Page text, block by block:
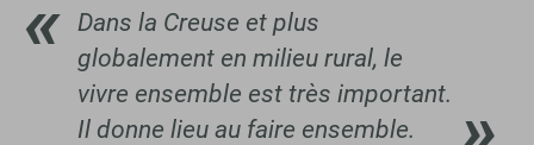
Dans la Creuse et plus
globalement en milieu rural, le
vivre ensemble est très important.
Il donne lieu au faire ensemble.